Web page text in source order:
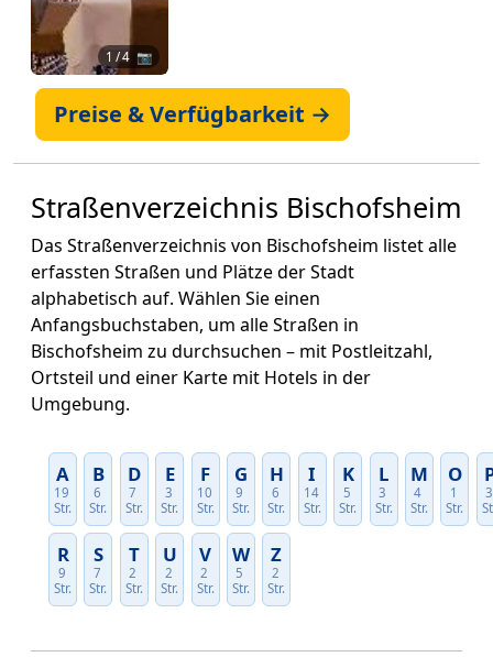
1 / 4 📷
Preise & Verfügbarkeit →
Straßenverzeichnis Bischofsheim
Das Straßenverzeichnis von Bischofsheim listet alle
erfassten Straßen und Plätze der Stadt
alphabetisch auf. Wählen Sie einen
Anfangsbuchstaben, um alle Straßen in
Bischofsheim zu durchsuchen – mit Postleitzahl,
Ortsteil und einer Karte mit Hotels in der
Umgebung.
A
19
Str.
B
6
Str.
D
7
Str.
E
3
Str.
F
10
Str.
G
9
Str.
H
6
Str.
I
14
Str.
K
5
Str.
L
3
Str.
M
4
Str.
O
1
Str.
R
9
Str.
S
7
Str.
T
2
Str.
U
2
Str.
V
2
Str.
W
5
Str.
Z
2
Str.